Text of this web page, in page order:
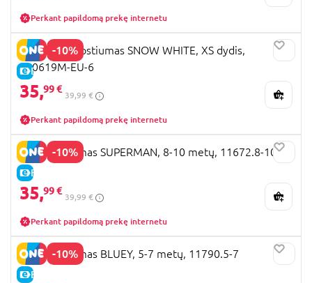
Perkant papildomą prekę internetu
-10%
E-KAINA
DISEGUISE kostiumas SNOW WHITE, XS dydis,
140619M-EU-6
35,99 €
39,99 €
Perkant papildomą prekę internetu
-10%
E-KAINA
CIAO kostiumas SUPERMAN, 8-10 metų, 11672.8-10
35,99 €
39,99 €
Perkant papildomą prekę internetu
-10%
E-KAINA
CIAO kostiumas BLUEY, 5-7 metų, 11790.5-7